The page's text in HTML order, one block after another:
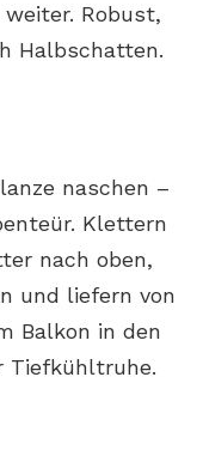
Robust,
Halbschatten.
naschen –
Klettern
nach oben,
und liefern von
Balkon in den
Tiefkühltruhe.